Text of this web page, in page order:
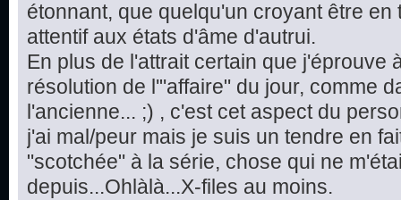
étonnant, que quelqu'un croyant être
attentif aux états d'âme d'autrui.
En plus de l'attrait certain que j'éprouve
résolution de l'"affaire" du jour, comme
l'ancienne... ;) , c'est cet aspect du
j'ai mal/peur mais je suis un tendre en
"scotchée" à la série, chose qui ne
depuis...Ohlàlà...X-files au moins.